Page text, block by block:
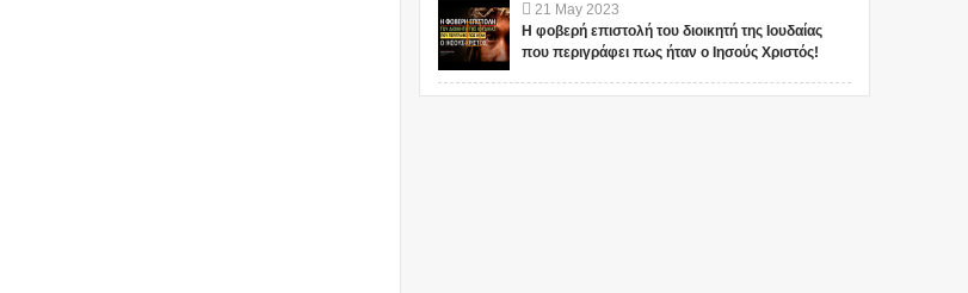
21 May 2023
Η φοβερή επιστολή του διοικητή της Ιουδαίας
που περιγράφει πως ήταν ο Ιησούς Χριστός!